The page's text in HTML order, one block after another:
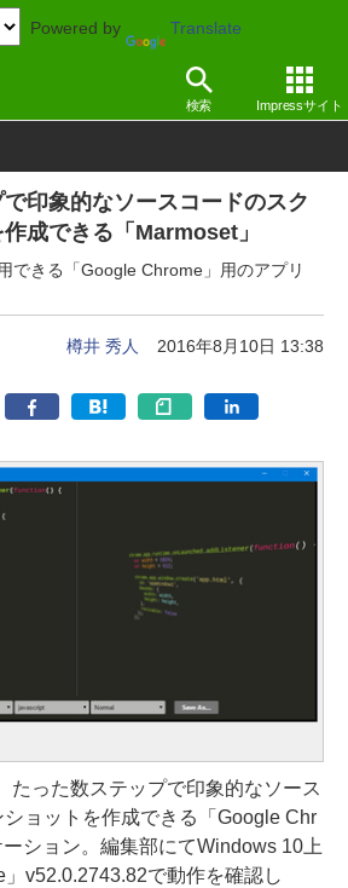
Powered by Translate
検索 Impressサイト
Google Chrome拡張
印象的なソースコードのスク
成できる「Marmoset」
できる「Google Chrome」用のアプリ
樽井 秀人 2016年8月10日 13:38
った数ステップで印象的なソース
ョットを作成できる「Google Chr
ション。編集部にてWindows 10上
v52.0.2743.82で動作を確認し